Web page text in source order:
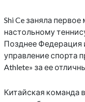
Shi Ce заняла
настольному
Позднее Федерация
управление спорта
Athlete» за ее
Китайская команда